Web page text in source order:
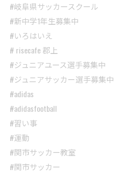
#岐阜県サッカースクール
#新中学1年生募集中
#いろはいえ
# risecafe 郡上
#ジュニアユース選手募集中
#ジュニアサッカー選手募集中
#adidas
#adidasfootball
#習い事
#運動
#関市サッカー教室
#関市サッカー